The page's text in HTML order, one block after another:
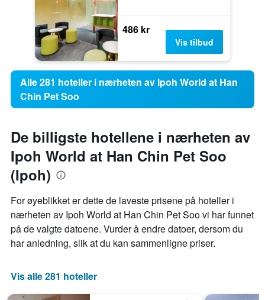
486 kr
Vis tilbud
Alle 281 hoteller i nærheten av Ipoh World at Han
Chin Pet Soo
De billigste hotellene i nærheten av
Ipoh World at Han Chin Pet Soo
(Ipoh)
For øyeblikket er dette de laveste prisene på hoteller i
nærheten av Ipoh World at Han Chin Pet Soo vi har funnet
på de valgte datoene. Vurder å endre datoer, dersom du
har anledning, slik at du kan sammenligne priser.
Vis alle 281 hoteller